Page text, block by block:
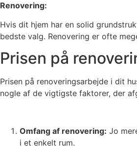
Renovering:
Hvis dit hjem har en solid
bedste valg. Renovering er ofte
Prisen på
Prisen på renoveringsarbejde i dit
nogle af de vigtigste faktorer, der
Omfang af renovering: Jo
i et enkelt rum.